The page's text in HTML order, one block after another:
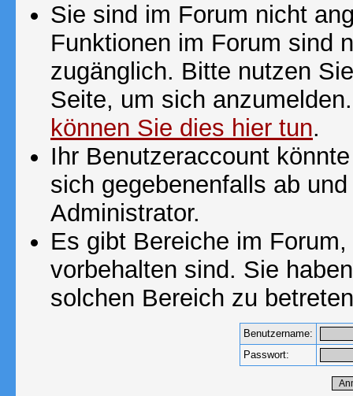
Sie sind im Forum nicht
Funktionen im Forum sind
zugänglich. Bitte nutzen
Seite, um sich
können Sie dies hier tun.
Ihr Benutzeraccount
sich gegebenenfalls ab
Administrator.
Es gibt Bereiche im
vorbehalten sind. Sie
solchen Bereich zu
Benutzername:
Passwort: